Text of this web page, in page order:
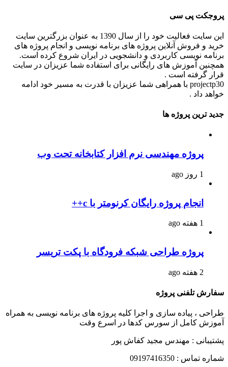
پروجکت پی سی
این سایت فعالیت خود را از سال 1390 به عنوان بزرگترین سایت
خرید و فروش آنلاین پروژه های برنامه نویسی و انجام پروژه های
برنامه نویسی کاربردی و دانشجویی در ایران شروع کرده است.
همچنین آموزش های رایگانی برای استفاده شما عزیزان در سایت
قرار گرفته است .
projectp30 با همراهی شما عزیزان با قدرت به مسیر خود ادامه
خواهد داد .
جدید ترین پروژه ها
پروژه مهندسی نرم افزار کتابخانه تحت وب
1 روز ago
انجام پروژه رایگان کرنومتر با c++
1 هفته ago
پروژه طراحی شبکه فرودگاه با پکت تریسر
2 هفته ago
سفارش تلفنی پروژه
طراحی ، پیاده سازی و اجرا کلیه پروژه های برنامه نویسی به همراه
آموزش کامل از سورس کدها در اسرع وقت
پشتیبانی : مهندس مجید کفاش پور
شماره تماس : 09197416350